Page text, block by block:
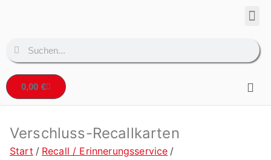
0,00 €
Verschluss-Recallkarten
Start
Recall / Erinnerungsservice